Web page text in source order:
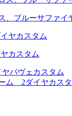
、ブルーサファイ
カスタム
パヴェカスタム
ム 2ダイヤカス